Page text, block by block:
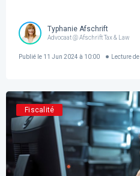
Typhanie Afschrift
Advocaat @ Afschrift Tax & Law
Publié le 11 Jun 2024 à 10:00 Lecture de
Fiscalité